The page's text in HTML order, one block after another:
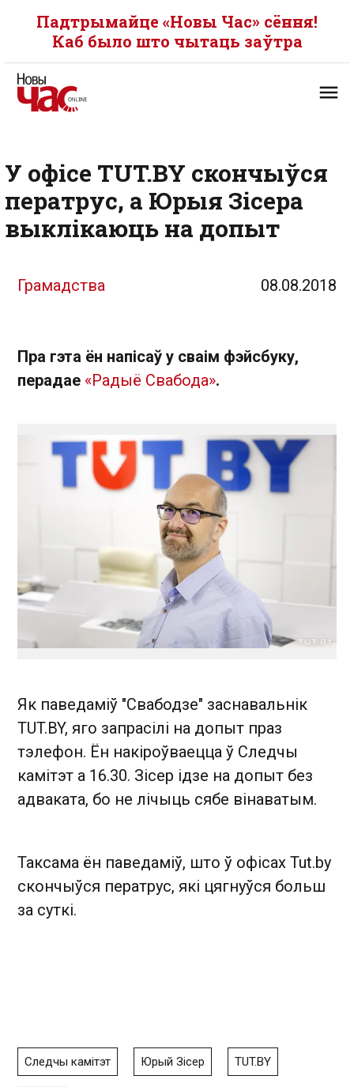
Падтрымайце «Новы Час» сёння!
Каб было што чытаць заўтра
У офісе TUT.BY скончыўся
ператрус, а Юрыя Зісера
выклікаюць на допыт
Грамадства 08.08.2018
Пра гэта ён напісаў у сваім фэйсбуку,
перадае «Радыё Свабода».
Як паведаміў "Свабодзе" заснавальнік
TUT.BY, яго запрасілі на допыт праз
тэлефон. Ён накіроўваецца ў Следчы
камітэт а 16.30. Зісер ідзе на допыт без
адваката, бо не лічыць сябе вінаватым.
Таксама ён паведаміў, што ў офісах Tut.by
скончыўся ператрус, які цягнуўся больш
за суткі.
Следчы камітэт Юрый Зісер TUT.BY